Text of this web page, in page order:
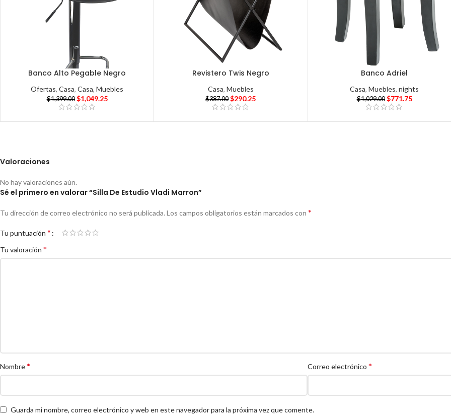
Banco Alto Pegable Negro
Ofertas,Casa,Casa,Muebles
$1,399.00 $1,049.25
Revistero Twis Negro
Casa, Muebles
$387.00 $290.25
Banco Adriel
Casa,Muebles,nights
$1,029.00 $771.75
Valoraciones
No hay valoraciones aún.
Sé el primero en valorar “Silla De Estudio Vladi Marron”
Tu dirección de correo electrónico no será publicada.Los campos obligatorios están marcados con *
Tu puntuación *
Tu valoración *
Nombre* Correo electrónico *
Guarda mi nombre, correo electrónico y web en este navegador para la próxima vez que comente.